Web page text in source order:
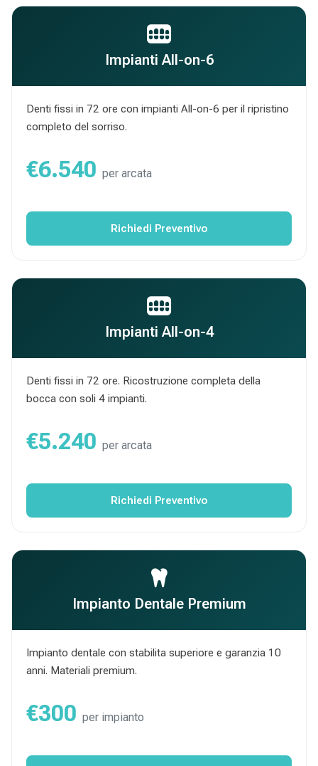
Impianti All-on-6
Denti fissi in 72 ore con impianti All-on-6 per il ripristino
completo del sorriso.
€6.540 per arcata
Richiedi Preventivo
Impianti All-on-4
Denti fissi in 72 ore. Ricostruzione completa della
bocca con soli 4 impianti.
€5.240 per arcata
Richiedi Preventivo
Impianto Dentale Premium
Impianto dentale con stabilita superiore e garanzia 10
anni. Materiali premium.
€300 per impianto